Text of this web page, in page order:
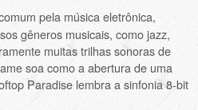
pela música eletrônica,
gêneros musicais, como jazz,
muitas trilhas sonoras de
soa como a abertura de uma
Paradise lembra a sinfonia 8-bit